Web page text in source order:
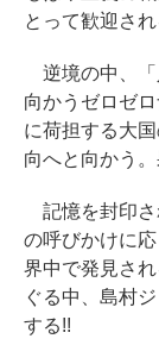
とって歓迎さ
逆境の中、「
向かうゼロゼ
に荷担する大
向へと向かう
記憶を封印さ
の呼びかけに
界中で発見さ
ぐる中、島村
する!!